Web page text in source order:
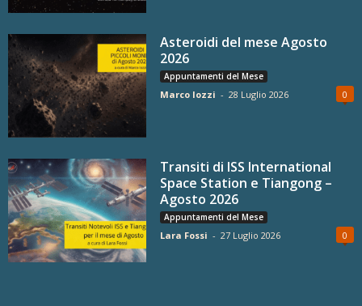
Asteroidi del mese Agosto
2026
Appuntamenti del Mese
Marco Iozzi - 28 Luglio 2026 0
Transiti di ISS International
Space Station e Tiangong –
Agosto 2026
Appuntamenti del Mese
Lara Fossi - 27 Luglio 2026 0